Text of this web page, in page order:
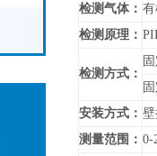
检测气体：
检测原理：
检测方式：
安装方式：
测量范围： 0-